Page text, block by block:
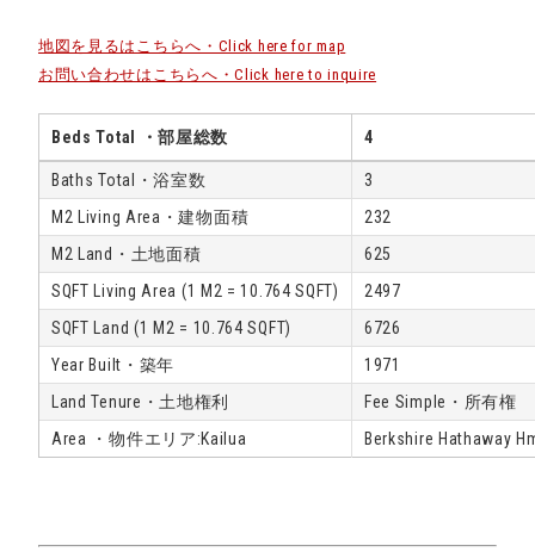
地図を見るはこちらへ・Click here for map
お問い合わせはこちらへ・Click here to inquire
Beds Total ・部屋総数 4
Baths Total・浴室数
3
M2 Living Area・建物面積
232
M2 Land・土地面積
625
SQFT Living Area (1 M2 = 10.764 SQFT)
2497
SQFT Land (1 M2 = 10.764 SQFT)
6726
Year Built・築年
1971
Land Tenure・土地権利
Fee Simple・所有権
Area ・物件エリア:Kailua
Berkshire Hathaway